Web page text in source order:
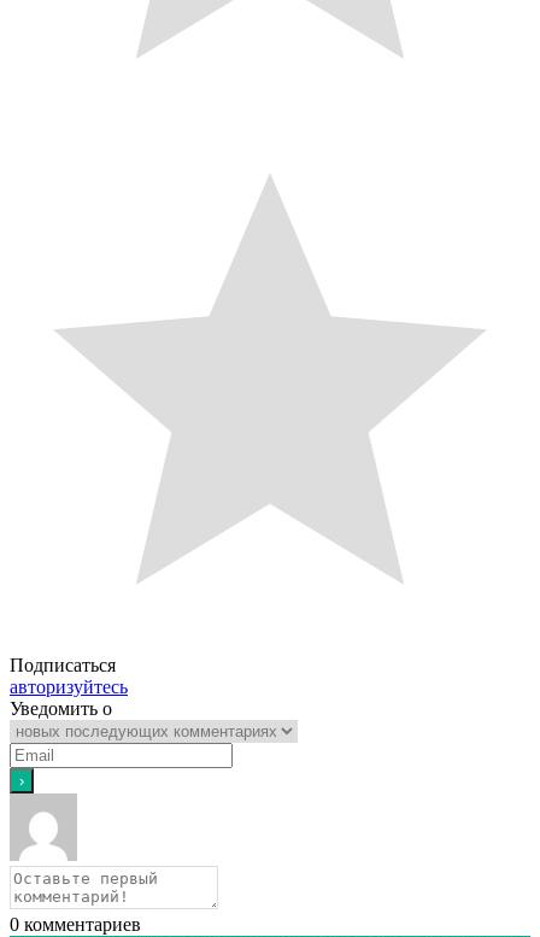
Подписаться
авторизуйтесь
Уведомить о
0 комментариев